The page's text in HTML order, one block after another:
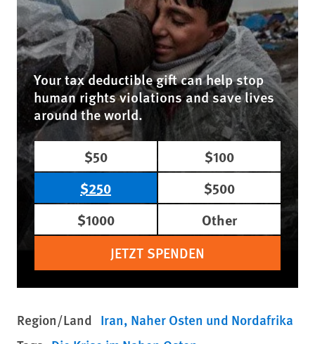
Your tax deductible gift can help stop
human rights violations and save lives
around the world.
$50
$100
$250
$500
$1000
Other
JETZT SPENDEN
Region/Land Iran Naher Osten und Nordafrika